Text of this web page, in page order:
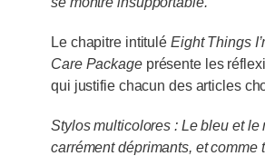
Le chapitre intitulé Eight Things
Care Packageprésente les
qui justifie chacun des articles
Stylos multicolores : Le bleu et le
carrément déprimants, et comme